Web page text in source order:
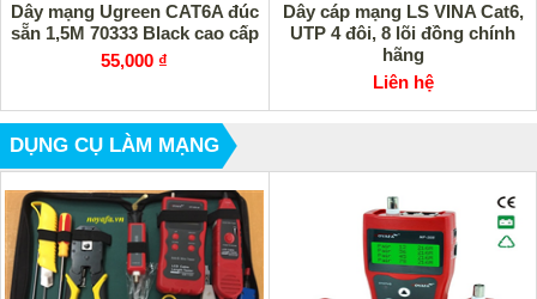
Dây mạng Ugreen CAT6A đúc
sẵn 1,5M 70333 Black cao cấp
55,000 ₫
Dây cáp mạng LS VINA Cat6,
UTP 4 đôi, 8 lõi đồng chính
hãng
Liên hệ
DỤNG CỤ LÀM MẠNG